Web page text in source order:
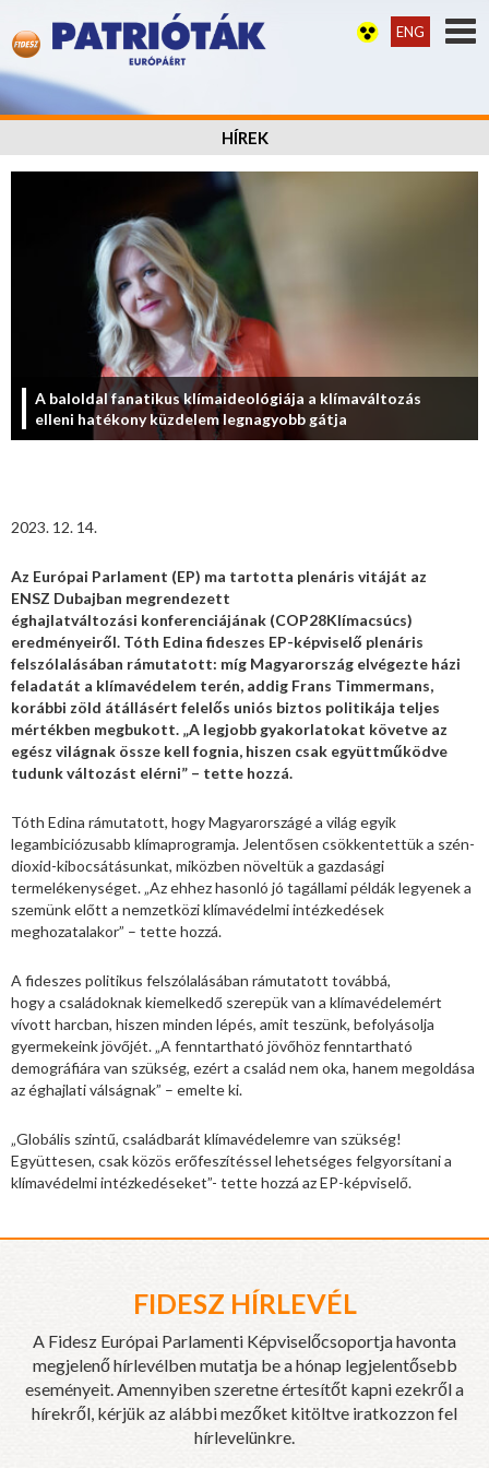
ENG
HÍREK
A baloldal fanatikus klímaideológiája a klímaváltozás
elleni hatékony küzdelem legnagyobb gátja
2023. 12. 14.
Az Európai Parlament (EP) ma tartotta plenáris vitáját az
ENSZ Dubajban megrendezett
éghajlatváltozási konferenciájának (COP28Klímacsúcs)
eredményeiről. Tóth Edina fideszes EP-képviselő plenáris
felszólalásában rámutatott: míg Magyarország elvégezte házi
feladatát a klímavédelem terén, addig Frans Timmermans,
korábbi zöld átállásért felelős uniós biztos politikája teljes
mértékben megbukott. „A legjobb gyakorlatokat követve az
egész világnak össze kell fognia, hiszen csak együttműködve
tudunk változást elérni” – tette hozzá.
Tóth Edina rámutatott, hogy Magyarországé a világ egyik
legambiciózusabb klímaprogramja. Jelentősen csökkentettük a szén-
dioxid-kibocsátásunkat, miközben növeltük a gazdasági
termelékenységet. „Az ehhez hasonló jó tagállami példák legyenek a
szemünk előtt a nemzetközi klímavédelmi intézkedések
meghozatalakor” – tette hozzá.
A fideszes politikus felszólalásában rámutatott továbbá,
hogy a családoknak kiemelkedő szerepük van a klímavédelemért
vívott harcban, hiszen minden lépés, amit teszünk, befolyásolja
gyermekeink jövőjét. „A fenntartható jövőhöz fenntartható
demográfiára van szükség, ezért a család nem oka, hanem megoldása
az éghajlati válságnak” – emelte ki.
„Globális szintű, családbarát klímavédelemre van szükség!
Együttesen, csak közös erőfeszítéssel lehetséges felgyorsítani a
klímavédelmi intézkedéseket”- tette hozzá az EP-képviselő.
FIDESZ HÍRLEVÉL
A Fidesz Európai Parlamenti Képviselőcsoportja havonta
megjelenő hírlevélben mutatja be a hónap legjelentősebb
eseményeit. Amennyiben szeretne értesítőt kapni ezekről a
hírekről, kérjük az alábbi mezőket kitöltve iratkozzon fel
hírlevelünkre.